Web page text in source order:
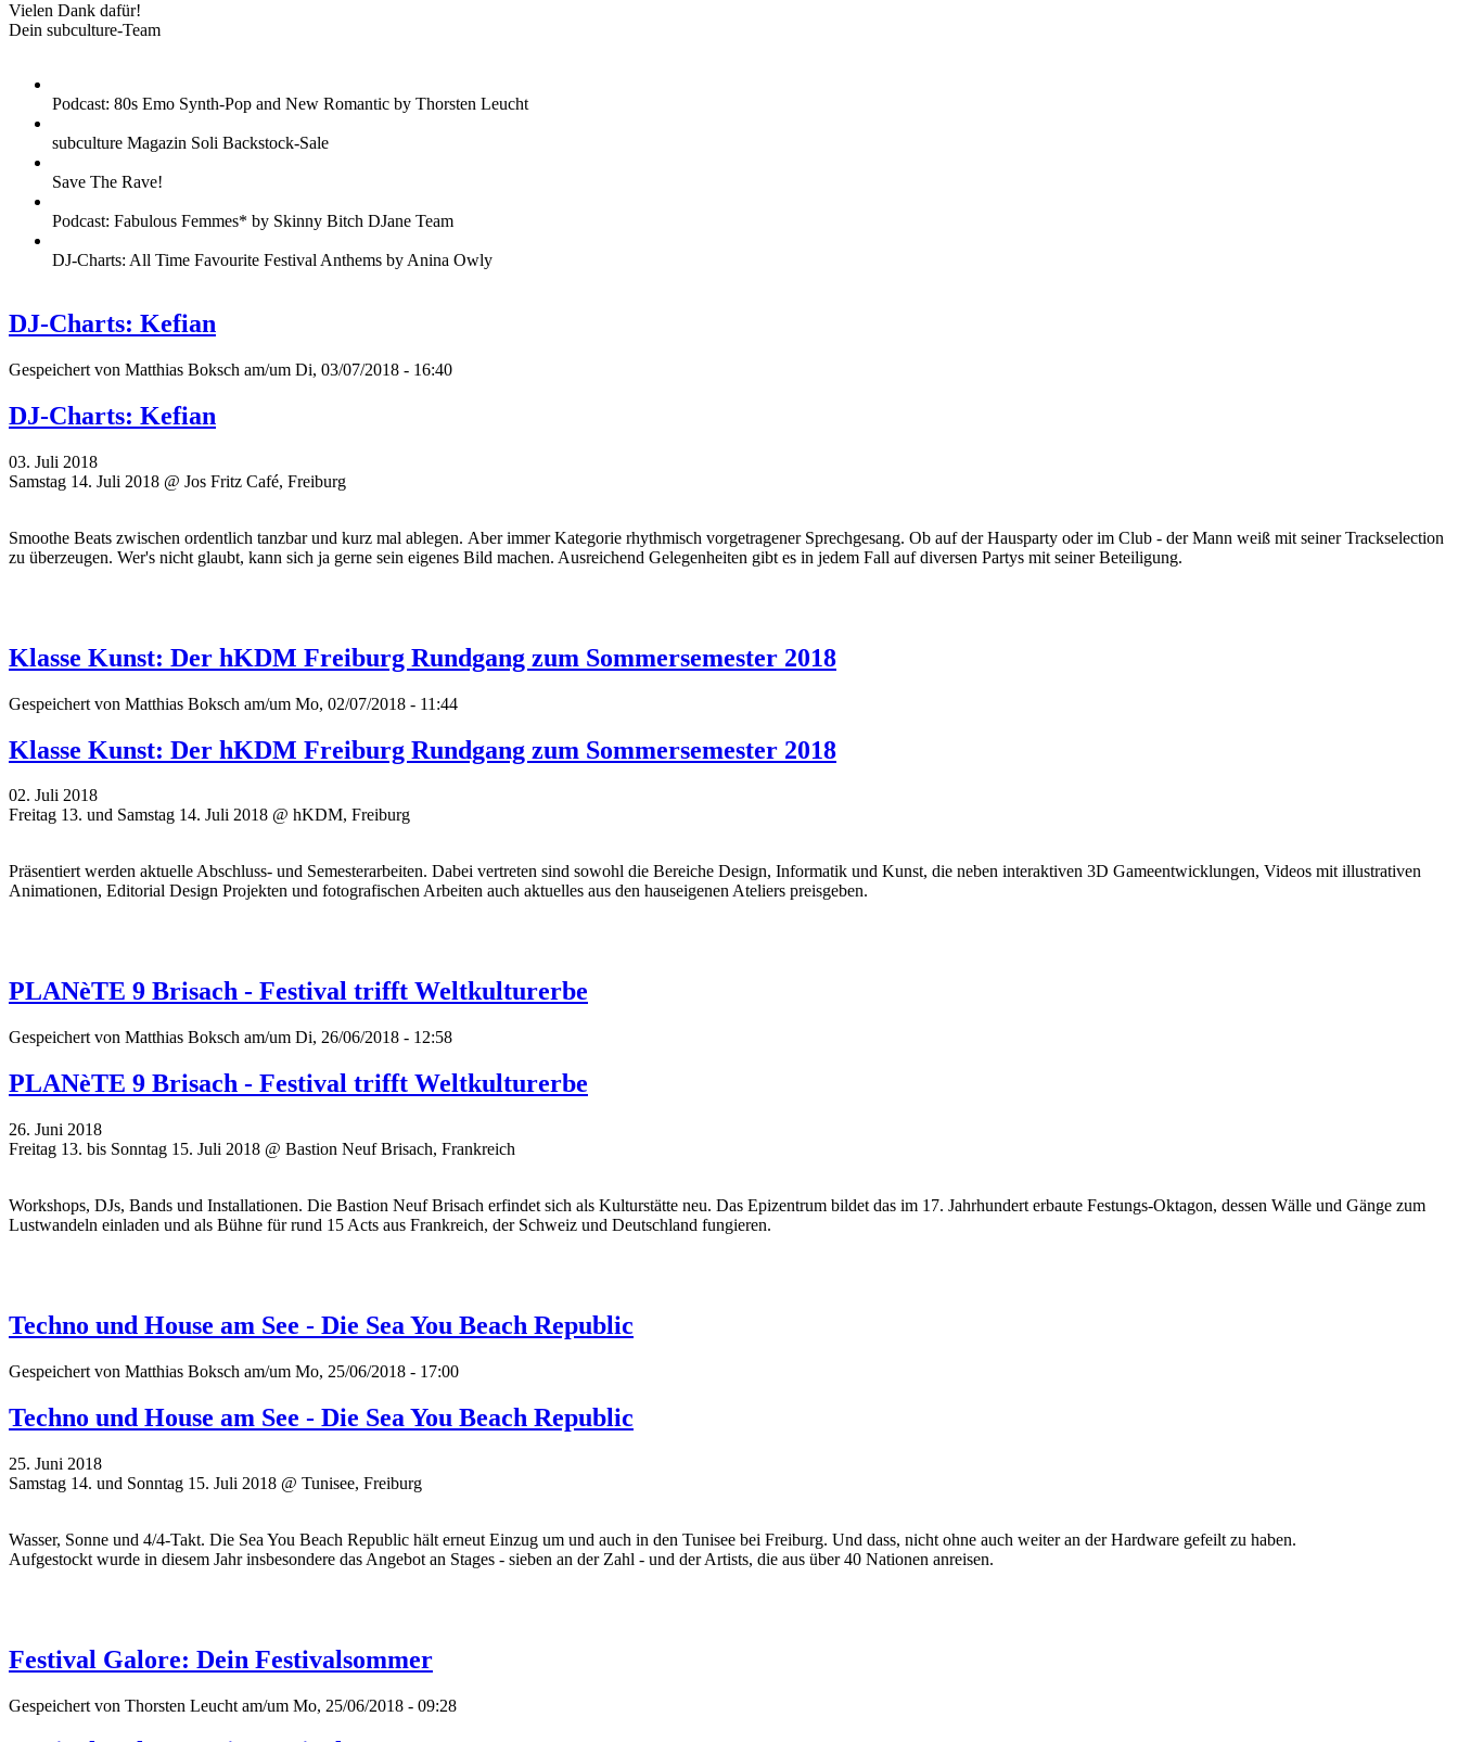
Vielen Dank dafür!
Dein subculture-Team
Podcast: 80s Emo Synth-Pop and New Romantic by Thorsten Leucht
subculture Magazin Soli Backstock-Sale
Save The Rave!
Podcast: Fabulous Femmes* by Skinny Bitch DJane Team
DJ-Charts: All Time Favourite Festival Anthems by Anina Owly
DJ-Charts: Kefian
Gespeichert von Matthias Boksch am/um Di, 03/07/2018 - 16:40
DJ-Charts: Kefian
03. Juli 2018
Samstag 14. Juli 2018 @ Jos Fritz Café, Freiburg
Smoothe Beats zwischen ordentlich tanzbar und kurz mal ablegen. Aber immer Kategorie rhythmisch vorgetragener Sprechgesang. Ob auf der Hausparty oder im Club - der Mann weiß mit seiner Trackselection
zu überzeugen. Wer's nicht glaubt, kann sich ja gerne sein eigenes Bild machen. Ausreichend Gelegenheiten gibt es in jedem Fall auf diversen Partys mit seiner Beteiligung.
Klasse Kunst: Der hKDM Freiburg Rundgang zum Sommersemester 2018
Gespeichert von Matthias Boksch am/um Mo, 02/07/2018 - 11:44
Klasse Kunst: Der hKDM Freiburg Rundgang zum Sommersemester 2018
02. Juli 2018
Freitag 13. und Samstag 14. Juli 2018 @ hKDM, Freiburg
Präsentiert werden aktuelle Abschluss- und Semesterarbeiten. Dabei vertreten sind sowohl die Bereiche Design, Informatik und Kunst, die neben interaktiven 3D Gameentwicklungen, Videos mit illustrativen
Animationen, Editorial Design Projekten und fotografischen Arbeiten auch aktuelles aus den hauseigenen Ateliers preisgeben.
PLANèTE 9 Brisach - Festival trifft Weltkulturerbe
Gespeichert von Matthias Boksch am/um Di, 26/06/2018 - 12:58
PLANèTE 9 Brisach - Festival trifft Weltkulturerbe
26. Juni 2018
Freitag 13. bis Sonntag 15. Juli 2018 @ Bastion Neuf Brisach, Frankreich
Workshops, DJs, Bands und Installationen. Die Bastion Neuf Brisach erfindet sich als Kulturstätte neu. Das Epizentrum bildet das im 17. Jahrhundert erbaute Festungs-Oktagon, dessen Wälle und Gänge zum
Lustwandeln einladen und als Bühne für rund 15 Acts aus Frankreich, der Schweiz und Deutschland fungieren.
Techno und House am See - Die Sea You Beach Republic
Gespeichert von Matthias Boksch am/um Mo, 25/06/2018 - 17:00
Techno und House am See - Die Sea You Beach Republic
25. Juni 2018
Samstag 14. und Sonntag 15. Juli 2018 @ Tunisee, Freiburg
Wasser, Sonne und 4/4-Takt. Die Sea You Beach Republic hält erneut Einzug um und auch in den Tunisee bei Freiburg. Und dass, nicht ohne auch weiter an der Hardware gefeilt zu haben.
Aufgestockt wurde in diesem Jahr insbesondere das Angebot an Stages - sieben an der Zahl - und der Artists, die aus über 40 Nationen anreisen.
Festival Galore: Dein Festivalsommer
Gespeichert von Thorsten Leucht am/um Mo, 25/06/2018 - 09:28